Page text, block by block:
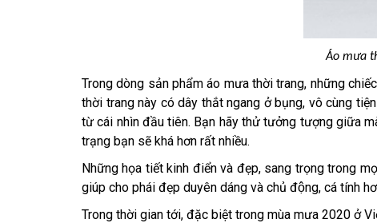
Áo mưa
Trong dòng sản phẩm áo mưa thời trang, những
thời trang này có dây thắt ngang ở bụng, vô cùng
từ cái nhìn đầu tiên. Bạn hãy thử tưởng tượng giữa
trạng bạn sẽ khá hơn rất nhiều.
Những họa tiết kinh điển và đẹp, sang trọng trong
giúp cho phái đẹp duyên dáng và chủ động, cá tính
Trong thời gian tới, đặc biệt trong mùa mưa 2020 ở